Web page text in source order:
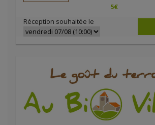
5€
Réception souhaitée le